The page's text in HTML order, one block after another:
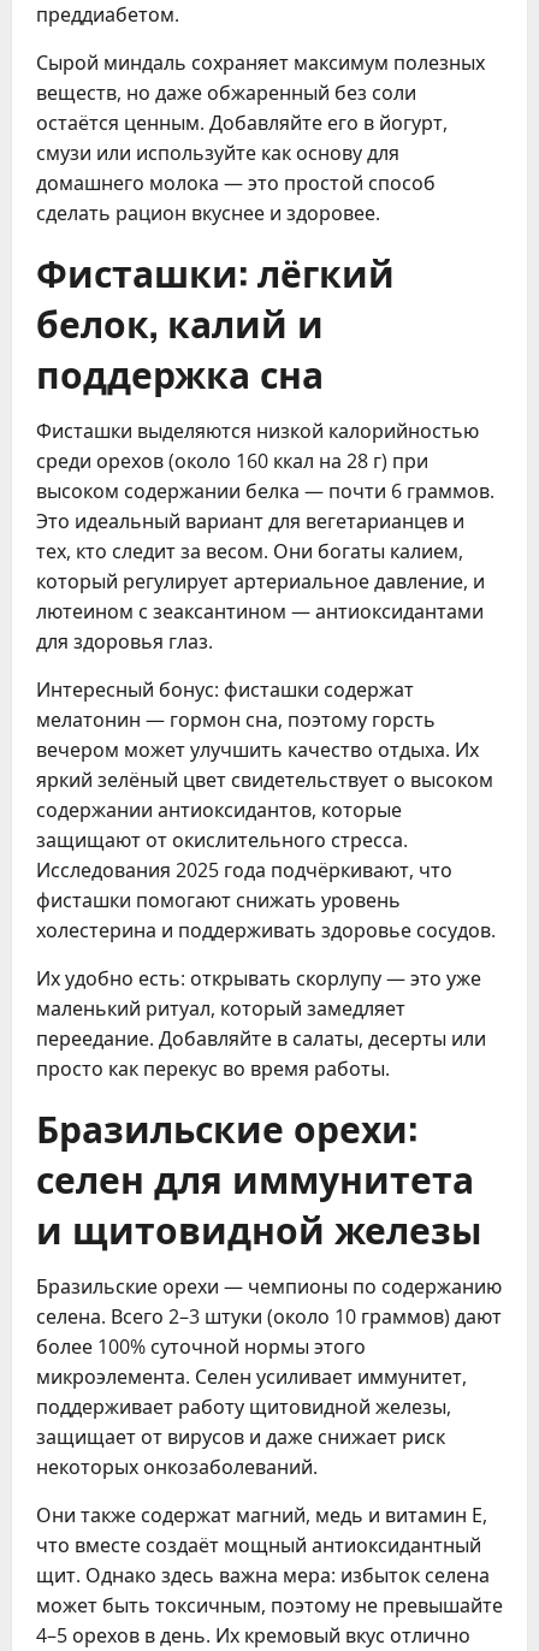
преддиабетом.
Сырой миндаль сохраняет максимум полезных
веществ, но даже обжаренный без соли
остаётся ценным. Добавляйте его в йогурт,
смузи или используйте как основу для
домашнего молока — это простой способ
сделать рацион вкуснее и здоровее.
Фисташки: лёгкий
белок, калий и
поддержка сна
Фисташки выделяются низкой калорийностью
среди орехов (около 160 ккал на 28 г) при
высоком содержании белка — почти 6 граммов.
Это идеальный вариант для вегетарианцев и
тех, кто следит за весом. Они богаты калием,
который регулирует артериальное давление, и
лютеином с зеаксантином — антиоксидантами
для здоровья глаз.
Интересный бонус: фисташки содержат
мелатонин — гормон сна, поэтому горсть
вечером может улучшить качество отдыха. Их
яркий зелёный цвет свидетельствует о высоком
содержании антиоксидантов, которые
защищают от окислительного стресса.
Исследования 2025 года подчёркивают, что
фисташки помогают снижать уровень
холестерина и поддерживать здоровье сосудов.
Их удобно есть: открывать скорлупу — это уже
маленький ритуал, который замедляет
переедание. Добавляйте в салаты, десерты или
просто как перекус во время работы.
Бразильские орехи:
селен для иммунитета
и щитовидной железы
Бразильские орехи — чемпионы по содержанию
селена. Всего 2–3 штуки (около 10 граммов) дают
более 100% суточной нормы этого
микроэлемента. Селен усиливает иммунитет,
поддерживает работу щитовидной железы,
защищает от вирусов и даже снижает риск
некоторых онкозаболеваний.
Они также содержат магний, медь и витамин Е,
что вместе создаёт мощный антиоксидантный
щит. Однако здесь важна мера: избыток селена
может быть токсичным, поэтому не превышайте
4–5 орехов в день. Их кремовый вкус отлично